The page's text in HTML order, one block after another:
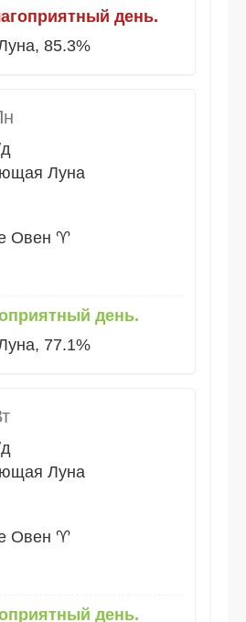
день.
85.3%
Луна
Овен ♈
день.
77.1%
Луна
Овен ♈
день.